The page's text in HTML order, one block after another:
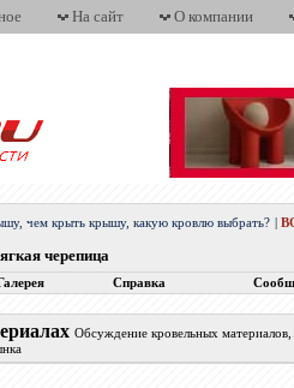
На сайт О компании
чем крыть крышу, какую кровлю выбрать?
черепица
Справка
Обсуждение кровельных